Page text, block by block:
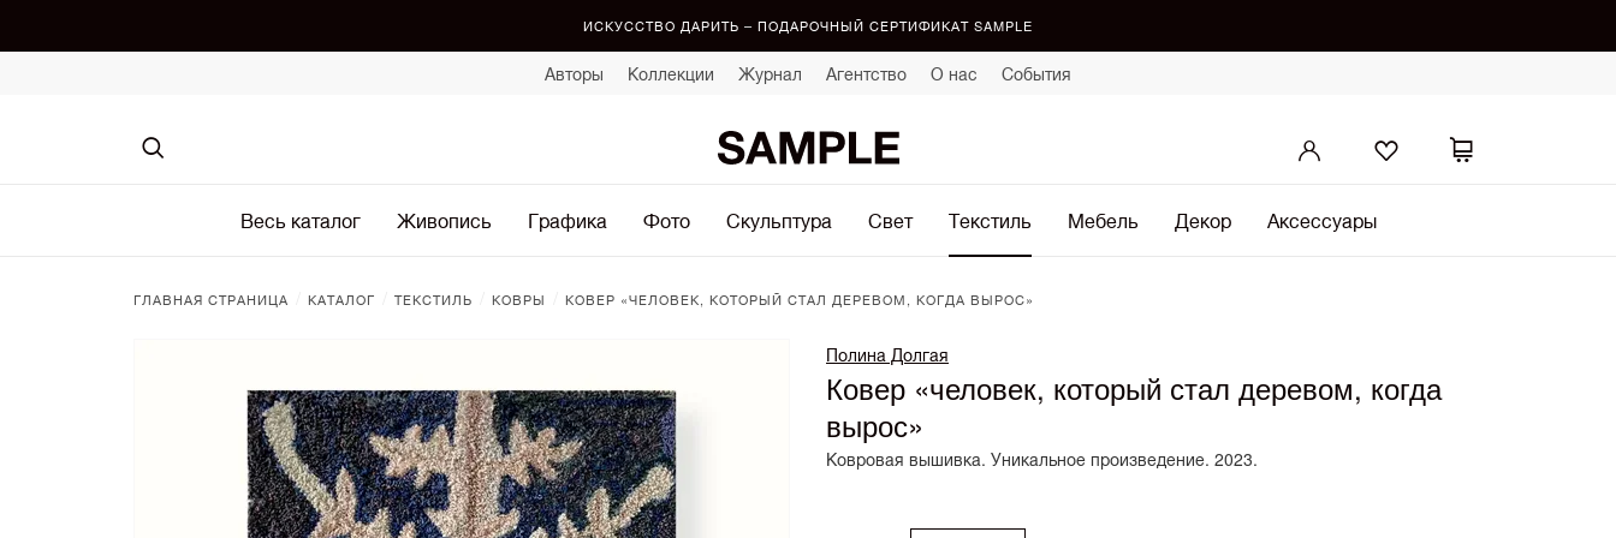
ИСКУССТВО ДАРИТЬ – ПОДАРОЧНЫЙ СЕРТИФИКАТ SAMPLE
Авторы Коллекции Журнал Агентство О нас События
Весь каталог Живопись Графика Фото Скульптура Свет Текстиль Мебель Декор Аксессуары
ГЛАВНАЯ СТРАНИЦА КАТАЛОГ ТЕКСТИЛЬ КОВРЫ КОВЕР «ЧЕЛОВЕК, КОТОРЫЙ СТАЛ ДЕРЕВОМ, КОГДА ВЫРОС»
Полина Долгая
Ковер «человек, который стал деревом, когда
вырос»
Ковровая вышивка. Уникальное произведение. 2023.